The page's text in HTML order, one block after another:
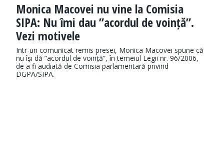
Monica Macovei nu vine la Comisia
SIPA: Nu îmi dau ”acordul de voință”.
Vezi motivele
Intr-un comunicat remis presei, Monica Macovei spune că
nu își dă ”acordul de voință”, în temeiul Legii nr. 96/2006,
de a fi audiată de Comisia parlamentară privind
DGPA/SIPA.